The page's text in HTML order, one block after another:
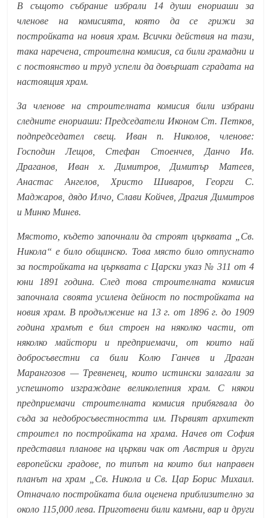
В същото събрание избрали 14 души енориаши за
членове на комисията, която да се грижи за
постройката на новия храм. Всички действия на тази,
така наречена, строителна комисия, са били грамадни и
с постоянство и труд успели да довършат сградата на
настоящия храм.
За членове на строителната комисия били избрани
следните енориаши: Председатели Иконом Ст. Петков,
подпредседател свещ. Иван п. Николов, членове:
Господин Лещов, Стефан Стоенчев, Данчо Ив.
Драганов, Иван х. Димитров, Димитър Матеев,
Анастас Ангелов, Христо Шиваров, Георги С.
Маджаров, дядо Илчо, Слави Койчев, Драгия Димитров
и Минко Минев.
Мястото, където започнали да строят църквата „Св.
Никола“ е било общинско. Това място било отпуснато
за постройката на църквата с Царски указ № 311 от 4
юни 1891 година. След това строителната комисия
започнала своята усилена дейност по постройката на
новия храм. В продължение на 13 г. от 1896 г. до 1909
година храмът е бил строен на няколко части, от
няколко майстори и предприемачи, от които най
добросъвестни са били Колю Ганчев и Драган
Марангозов — Тревненец, които истински залагали за
успешното изграждане великолепния храм. С някои
предприемачи строителната комисия прибягвала до
съда за недобросъвестността им. Първият архитект
строител по постройката на храма. Начев от София
представил планове на църкви чак от Австрия и други
европейски градове, по типът на които бил направен
планът на храм „Св. Никола и Св. Цар Борис Михаил.
Отначало постройката била оценена приблизително за
около 115,000 лева. Приготвени били камъни, вар и други